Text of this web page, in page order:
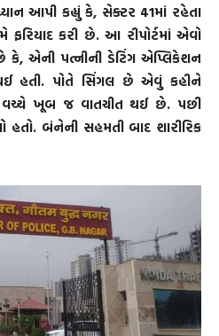
આપી કહ્યું કે, સેક્ટર 41માં રહેતા
ફરિયાદ કરી છે. આ રીપોર્ટમાં એવો
કે, એની પત્નીની ડેટિંગ એપ્લિકેશન
હતી. પોતે સિંગલ છે એવું કહીને
વચ્ચે ખૂબ જ વાતચીત થઈ છે. પછી
હતો. બંનેની સહમતી બાદ શારીરિક